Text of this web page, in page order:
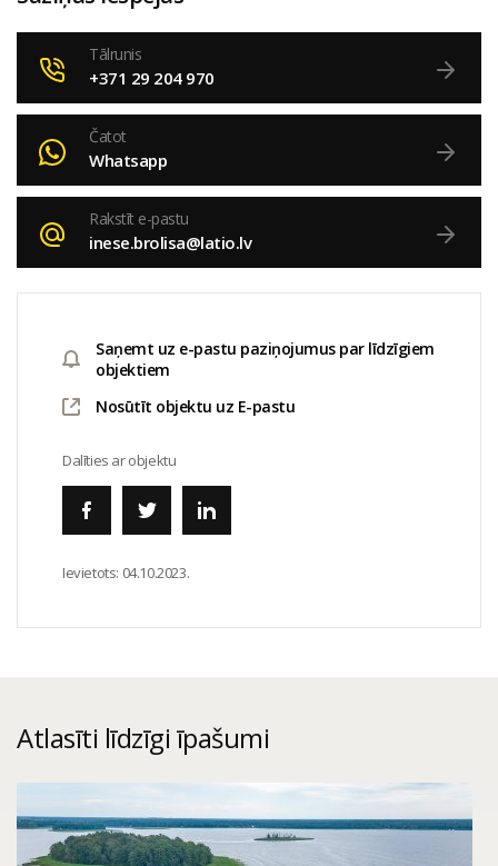
Tālrunis
+371 29 204 970
Čatot
Whatsapp
Rakstīt e-pastu
inese.brolisa@latio.lv
Saņemt uz e-pastu paziņojumus par līdzīgiem
objektiem
Nosūtīt objektu uz E-pastu
Dalīties ar objektu
Ievietots: 04.10.2023.
Atlasīti līdzīgi īpašumi